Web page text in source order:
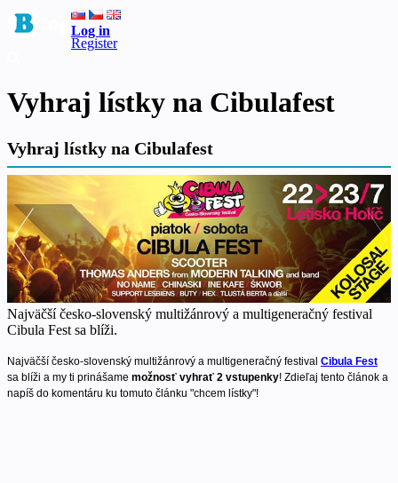
Log in
Register
Vyhraj lístky na Cibulafest
Vyhraj lístky na Cibulafest
Najväčší česko-slovenský multižánrový a multigeneračný festival
Cibula Fest sa blíži.
Najväčší česko-slovenský multižánrový a multigeneračný festival Cibula Fest
sa blíži a my ti prinášame možnosť vyhrať 2 vstupenky! Zdieľaj tento článok a
napíš do komentáru ku tomuto článku "chcem lístky"!